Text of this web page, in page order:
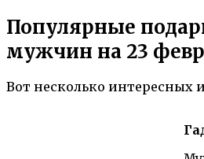
Популярные
мужчин на 23
Вот несколько интересных